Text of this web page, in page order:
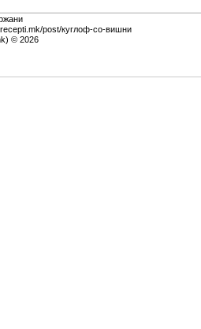
post/куглоф-со-вишни
© 2026